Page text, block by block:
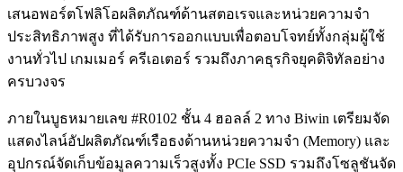
เสนอพอร์ตโฟลิโอผลิตภัณฑ์ด้านสตอเรจและหน่วยความจำ
ประสิทธิภาพสูง ที่ได้รับการออกแบบเพื่อตอบโจทย์ทั้งกลุ่มผู้ใช้
งานทั่วไป เกมเมอร์ ครีเอเตอร์ รวมถึงภาคธุรกิจยุคดิจิทัลอย่าง
ครบวงจร
ภายในบูธหมายเลข #R0102 ชั้น 4 ฮอลล์ 2 ทาง Biwin เตรียมจัด
แสดงไลน์อัปผลิตภัณฑ์เรือธงด้านหน่วยความจำ (Memory) และ
อุปกรณ์จัดเก็บข้อมูลความเร็วสูงทั้ง PCIe SSD รวมถึงโซลูชันจัด